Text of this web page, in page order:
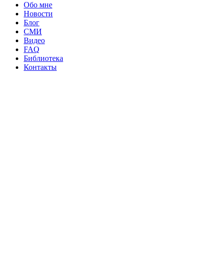
Обо мне
Новости
Блог
СМИ
Видео
FAQ
Библиотека
Контакты